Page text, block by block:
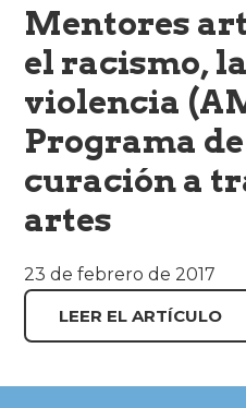
Mentores
el racismo,
violencia
Programa
curación a
artes
23 de febrero de 2017
LEER EL ARTÍCULO